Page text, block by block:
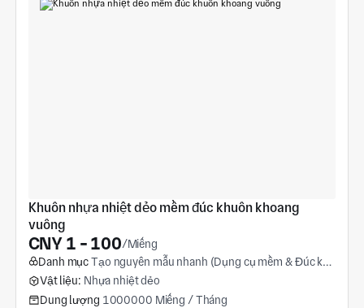
Khuôn nhựa nhiệt dẻo mềm đúc khuôn khoang
vuông
CNY 1 - 100/Miếng
Danh mụcTạo nguyên mẫu nhanh (Dụng cụ mềm & Đúc khuôn mềm)
Vật liệu: Nhựa nhiệt dẻo
Dung lượng 1000000 Miếng / Tháng